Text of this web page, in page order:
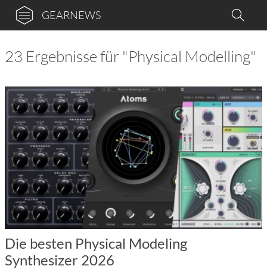
GEARNEWS
23 Ergebnisse für "Physical Modelling"
Die besten Physical Modeling
Synthesizer 2026